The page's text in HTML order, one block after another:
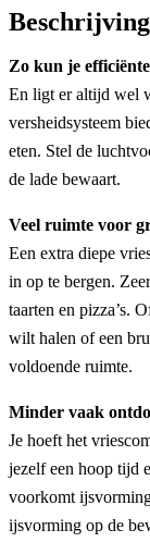
Beschrijving
Zo kun je
En ligt er altijd wel
versheidsysteem
eten. Stel de
de lade bewaart.
Veel ruimte voor
Een extra diepe
in op te bergen.
taarten en pizza’s.
wilt halen of een
voldoende ruimte.
Minder vaak
Je hoeft het
jezelf een hoop tijd
voorkomt
ijsvorming op de